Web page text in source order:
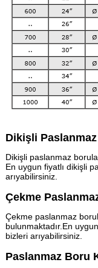
Dikişli
Dikişli paslanmaz
En uygun fiyatlı dikişli
arıyabilirsiniz.
Çekme
Çekme paslanmaz
bulunmaktadır.En
bizleri arıyabilirsiniz.
Paslanmaz Boru